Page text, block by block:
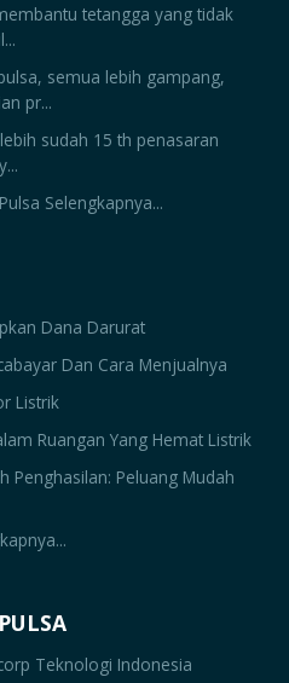
tetangga yang tidak
semua lebih gampang,
pr...
sudah 15 th penasaran
Selengkapnya...
Dana Darurat
Dan Cara Menjualnya
Listrik
Ruangan Yang Hemat Listrik
Penghasilan: Peluang Mudah
Teknologi Indonesia